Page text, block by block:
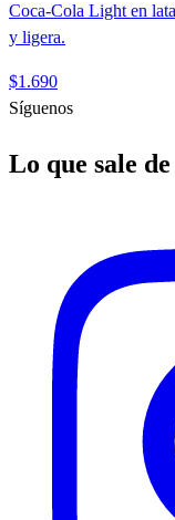
Coca-Cola Light en
y ligera.
$1.690
Síguenos
Lo que sale